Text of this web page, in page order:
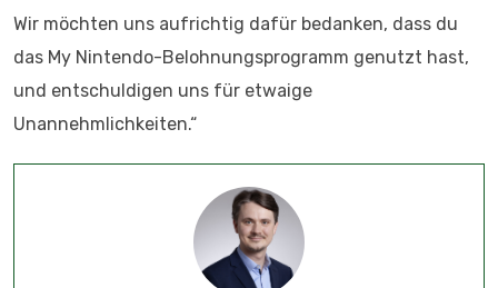
Wir möchten uns aufrichtig dafür bedanken, dass du
das My Nintendo-Belohnungsprogramm genutzt hast,
und entschuldigen uns für etwaige
Unannehmlichkeiten.“